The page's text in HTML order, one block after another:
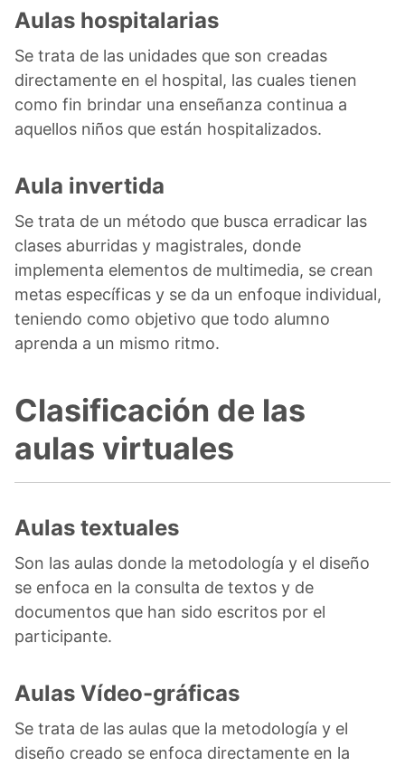
Aulas hospitalarias
Se trata de las unidades que son creadas
directamente en el hospital, las cuales tienen
como fin brindar una enseñanza continua a
aquellos niños que están hospitalizados.
Aula invertida
Se trata de un método que busca erradicar las
clases aburridas y magistrales, donde
implementa elementos de multimedia, se crean
metas específicas y se da un enfoque individual,
teniendo como objetivo que todo alumno
aprenda a un mismo ritmo.
Clasificación de las
aulas virtuales
Aulas textuales
Son las aulas donde la metodología y el diseño
se enfoca en la consulta de textos y de
documentos que han sido escritos por el
participante.
Aulas Vídeo-gráficas
Se trata de las aulas que la metodología y el
diseño creado se enfoca directamente en la